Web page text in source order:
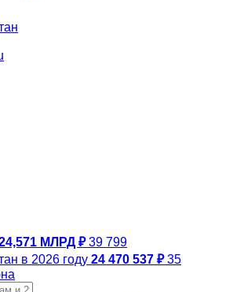
МЛРД ₽ 39 799
в 2026 году 24 470 537 ₽ 35